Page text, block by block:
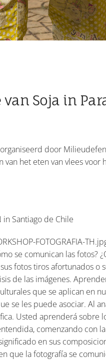
Soja in
door
van het eten van vlees
in Santiago de Chile
FOTOGRAFIA-
se comunican las fotos?
fotos tiros afortunados
de las imágenes.
que se aplican en
se les puede asociar. Al
Usted aprenderá sobre
comenzando con
en sus
que la fotografía se